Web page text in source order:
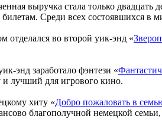
выручка стала только
Среди всех состоявшихся в
во второй уик-энд «
энд заработало фэнтези «
и лучший для игрового кино.
хиту «Добро пожаловать в
благополучной немецкой